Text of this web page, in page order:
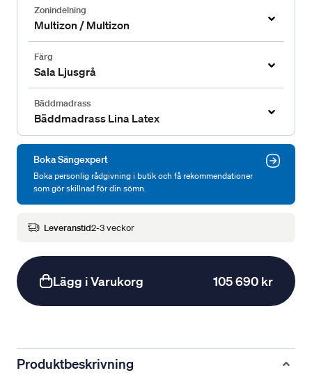
Zonindelning
Multizon / Multizon
Färg
Sala Ljusgrå
Bäddmadrass
Bäddmadrass Lina Latex
Boka Sängexpert
Boka personlig rådgivning i butik och få rekommendationer
som gör skillnad för din sömn.
Leveranstid2-3 veckor
Lägg i Varukorg 105 690 kr
Produktbeskrivning